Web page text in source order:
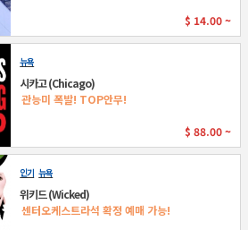
$ 14.00 ~
뉴욕
시카고 (Chicago)
관능미 폭발! TOP안무!
$ 88.00 ~
인기 뉴욕
위키드 (Wicked)
센터오케스트라석 확정 예매 가능!